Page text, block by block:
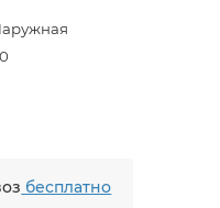
бесплатно